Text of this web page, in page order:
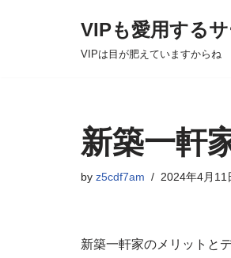
VIPも愛用する
VIPは目が肥えていますからね
新築一軒
by z5cdf7am 2024年4月11
新築一軒家のメリットと